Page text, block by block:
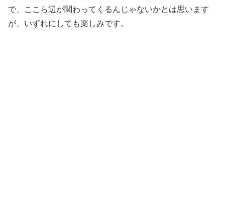
で、ここら辺が関わってくるんじゃないかとは思います
が、いずれにしても楽しみです。